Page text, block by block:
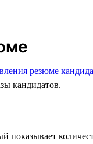
резюме
кандидатов.
показывает